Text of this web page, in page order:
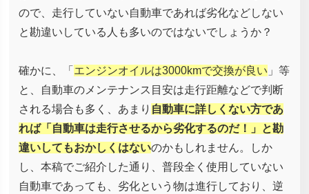
ので、走行していない自動車であれば劣化などしない
と勘違いしている人も多いのではないでしょうか？
確かに、「 エンジンオイルは3000kmで交換が良い 」等
と、自動車のメンテナンス目安は走行距離などで判断
される場合も多く、あまり 自動車に詳しくない方であ
れば「自動車は走行させるから劣化するのだ！」と勘
違いしてもおかしくはないのかもしれません。しか
し、本稿でご紹介した通り、普段全く使用していない
自動車であっても、劣化という物は進行しており、逆